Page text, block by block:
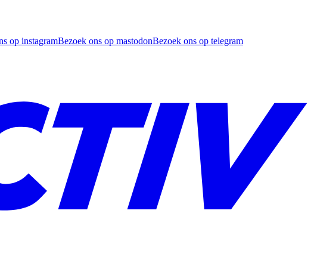
op instagramBezoek ons op mastodonBezoek ons op telegram